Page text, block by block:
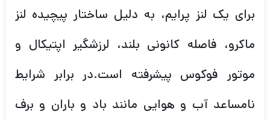
برای یک لنز پرایم، به دلیل ساختار پیچیده لنز
ماکرو، فاصله کانونی بلند، لرزشگیر اپتیکال و
موتور فوکوس پیشرفته است.در برابر شرایط
نامساعد آب و هوایی مانند باد و باران و برف